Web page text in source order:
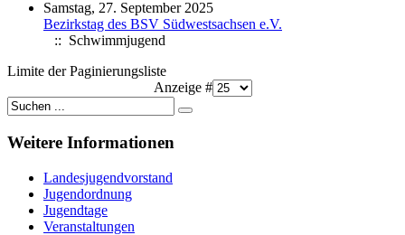
Samstag, 27. September 2025
Bezirkstag des BSV Südwestsachsen e.V.
:: Schwimmjugend
Limite der Paginierungsliste
Anzeige #
Weitere Informationen
Landesjugendvorstand
Jugendordnung
Jugendtage
Veranstaltungen